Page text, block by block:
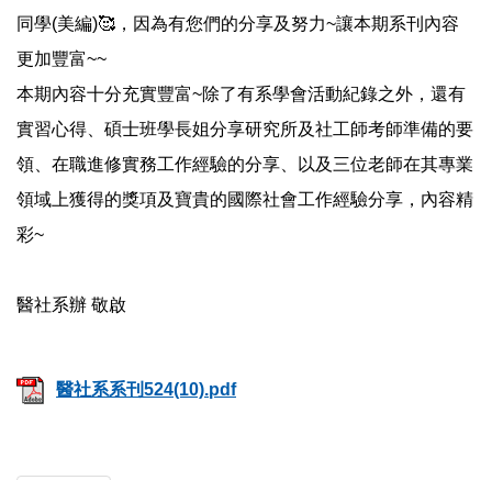
同學(美編)🥰，因為有您們的分享及努力~讓本期系刊內容
更加豐富~~
本期內容十分充實豐富~除了有系學會活動紀錄之外，還有
實習心得、碩士班學長姐分享研究所及社工師考師準備的要
領、在職進修實務工作經驗的分享、以及三位老師在其專業
領域上獲得的獎項及寶貴的國際社會工作經驗分享，內容精
彩~
醫社系辦 敬啟
醫社系系刊524(10).pdf